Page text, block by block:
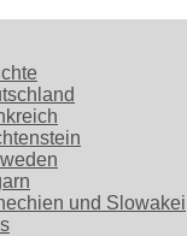
und Slowakei